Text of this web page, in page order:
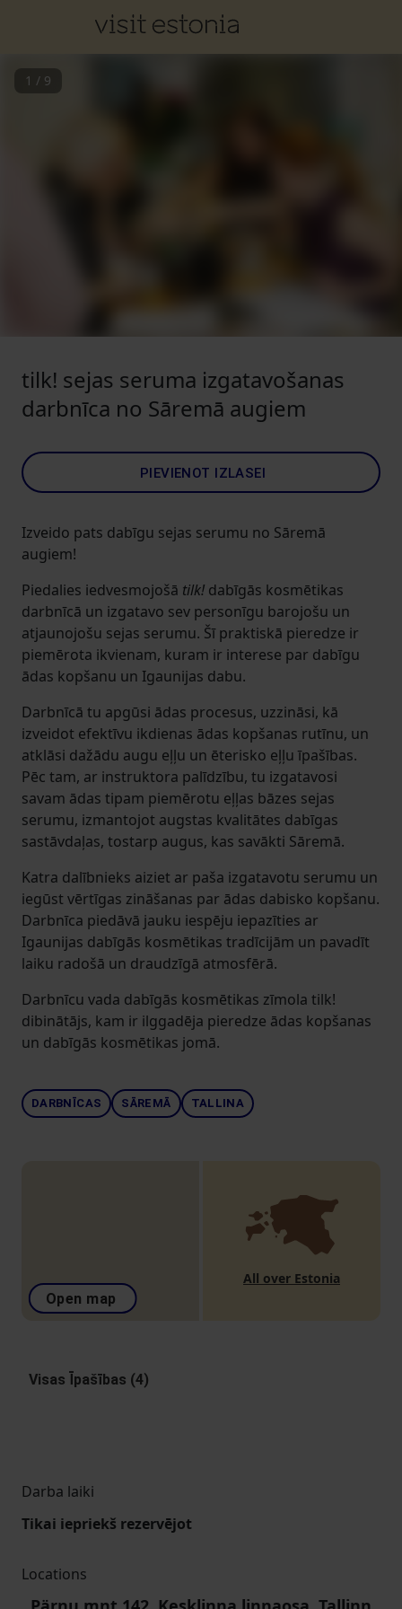
1 / 9
tilk! sejas seruma izgatavošanas
darbnīca no Sāremā augiem
PIEVIENOT IZLASEI
Izveido pats dabīgu sejas serumu no Sāremā
augiem!
Piedalies iedvesmojošā tilk! dabīgās kosmētikas
darbnīcā un izgatavo sev personīgu barojošu un
atjaunojošu sejas serumu. Šī praktiskā pieredze ir
piemērota ikvienam, kuram ir interese par dabīgu
ādas kopšanu un Igaunijas dabu.
Darbnīcā tu apgūsi ādas procesus, uzzināsi, kā
izveidot efektīvu ikdienas ādas kopšanas rutīnu, un
atklāsi dažādu augu eļļu un ēterisko eļļu īpašības.
Pēc tam, ar instruktora palīdzību, tu izgatavosi
savam ādas tipam piemērotu eļļas bāzes sejas
serumu, izmantojot augstas kvalitātes dabīgas
sastāvdaļas, tostarp augus, kas savākti Sāremā.
Katra dalībnieks aiziet ar paša izgatavotu serumu un
iegūst vērtīgas zināšanas par ādas dabisko kopšanu.
Darbnīca piedāvā jauku iespēju iepazīties ar
Igaunijas dabīgās kosmētikas tradīcijām un pavadīt
laiku radošā un draudzīgā atmosfērā.
Darbnīcu vada dabīgās kosmētikas zīmola tilk!
dibinātājs, kam ir ilggadēja pieredze ādas kopšanas
un dabīgās kosmētikas jomā.
DARBNĪCAS SĀREMĀ TALLINA
Open map
All over Estonia
Visas Īpašības (4)
Darba laiki
Tikai iepriekš rezervējot
Locations